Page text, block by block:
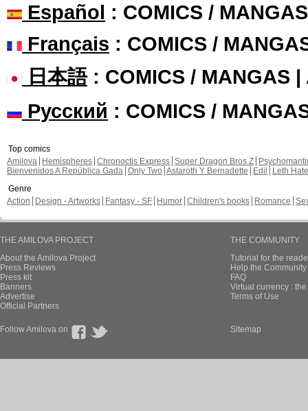
Español : COMICS /
Français : COMICS /
日本語: COMICS / MANGAS |
Русский : COMICS /
Top comics
Amilova
Hemispheres Chronoctis Express Super Dragon Bros Z
Bienvenidos A República Gada Only Two Astaroth Y Bernadette Edil
Leth Hate
Genre
Action
Design - Artworks Fantasy - SF Humor Children's books Romance
THE AMILOVA PROJECT
About the Amilova Project
Press Reviews
Press kit
Banners
Advertise
Official Partners
THE COMMUNITY
Tutorial for the
Help the
FAQ
Virtual currency :
Terms of Use
Follow Amilova on Sitemap